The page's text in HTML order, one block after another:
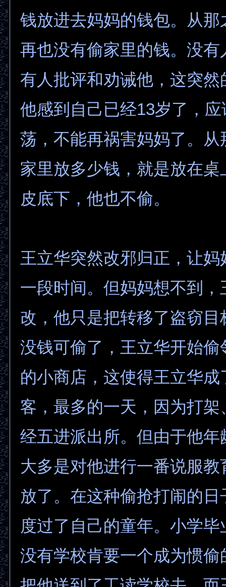
钱放进去妈妈的钱包。从那
再也没有偷家里的钱。没有
有人批评和劝诫他，这突然
他感到自己已经13岁了，
荡，不能再祸害妈妈了。从
家里放多少钱，就是放在桌
皮底下，他也不偷。
王立华突然改邪归正，让妈
一段时间。但妈妈想不到，
改，他只是把转移了盗窃目
没钱可偷了，王立华开始偷
的小商店，这使得王立华成
客，最多的一天，因为打架
经五进派出所。但由于他年
大多是对他进行一番说服教
放了。在这种偷抢打闹的日
度过了自己的童年。小学
没有学校肯要一个成为惯偷